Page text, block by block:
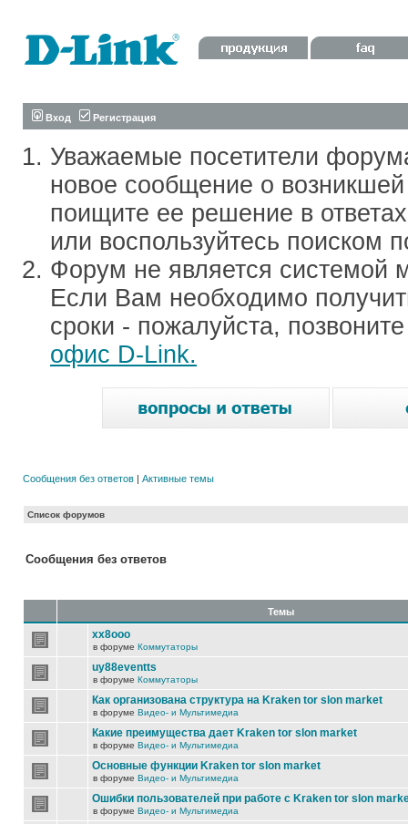
Вход Регистрация
Уважаемые посетители
новое сообщение о
поищите ее решение в
или воспользуйтесь поиском
Форум не является системой
Если Вам необходимо
сроки - пожалуйста,
офис D-Link.
Сообщения без ответов | Активные темы
Список форумов
Сообщения без ответов
Темы
xx8ooo
в форуме Коммутаторы
uy88eventts
в форуме Коммутаторы
Как организована структура на Kraken tor slon market
в форуме Видео- и Мультимедиа
Какие преимущества дает Kraken tor slon market
в форуме Видео- и Мультимедиа
Основные функции Kraken tor slon market
в форуме Видео- и Мультимедиа
Ошибки пользователей при работе с Kraken tor slon
в форуме Видео- и Мультимедиа